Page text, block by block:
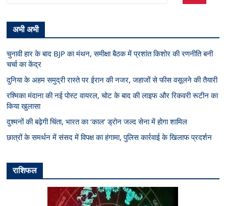
अभी अभी
चुनावी हार के बाद BJP का मंथन, समीक्षा बैठक में प्रशांत किशोर की रणनीति बनी
चर्चा का केंद्र
दुनिया के अहम समुद्री रास्ते पर ईरान की नजर, जहाजों से फीस वसूलने की तैयारी
रश्मिका मंदाना की नई पोस्ट वायरल, चोट के बाद की लाइफ और रिकवरी रूटीन का
किया खुलासा
दुश्मनों की बढ़ेगी चिंता, भारत का ‘काल’ ड्रोन जल्द सेना में होगा शामिल
छात्रों के समर्थन में संसद में विपक्ष का हंगामा, पुलिस कार्रवाई के खिलाफ प्रदर्शन
राशिफल